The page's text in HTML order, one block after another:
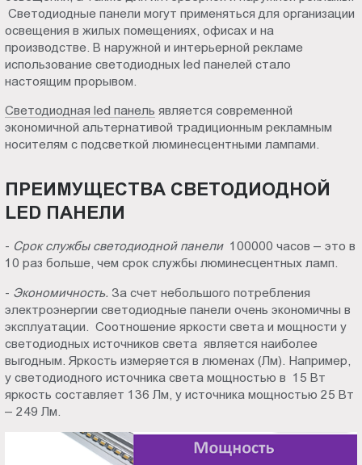
Светодиодные панели могут применяться для организации
освещения в жилых помещениях, офисах и на
производстве. В наружной и интерьерной рекламе
использование светодиодных led панелей стало
настоящим прорывом.
Светодиодная led панель является современной
экономичной альтернативой традиционным рекламным
носителям с подсветкой люминесцентными лампами.
ПРЕИМУЩЕСТВА СВЕТОДИОДНОЙ
LED ПАНЕЛИ
- Срок службы светодиодной панели 100000 часов – это в
10 раз больше, чем срок службы люминесцентных ламп.
- Экономичность. За счет небольшого потребления
электроэнергии светодиодные панели очень экономичны в
эксплуатации. Соотношение яркости света и мощности у
светодиодных источников света является наиболее
выгодным. Яркость измеряется в люменах (Лм). Например,
у светодиодного источника света мощностью в 15 Вт
яркость составляет 136 Лм, у источника мощностью 25 Вт
– 249 Лм.
Пт.:
9.00-
18.00
Сб.,
выходной